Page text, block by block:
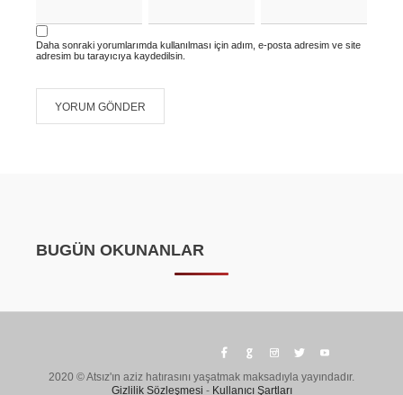
Daha sonraki yorumlarımda kullanılması için adım, e-posta adresim ve site
adresim bu tarayıcıya kaydedilsin.
BUGÜN OKUNANLAR
2020 © Atsız'ın aziz hatırasını yaşatmak maksadıyla yayındadır.
Gizlilik Sözleşmesi - Kullanıcı Şartları